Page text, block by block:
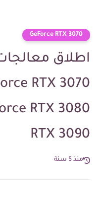
GeForce RTX 3070
اطلاق
RTX 3090
منذ 5 سنة